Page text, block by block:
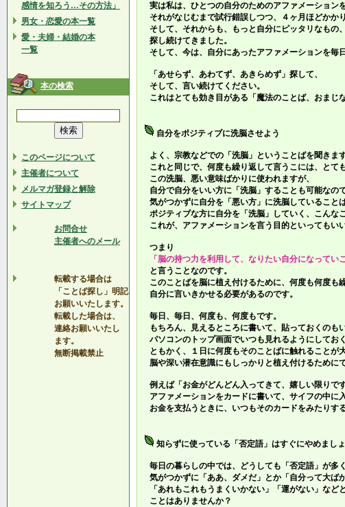
感情を知ろう…その方法」
男女・恋愛の本一覧
愛・夫婦・結婚の本
一覧
本の検索
このページについて
主催者について
メルマガ登録と解除
サイトマップ
お問合せ
主催者へのメール
転載する場合は
「ことば探し」明記
お願いいたします。
転載した場合は、
連絡お願いいたし
ます。
無断掲載禁止
実は私は、ひとつの自分のためのアファメーションを
それがなじむまで試行錯誤しつつ、４ヶ月ほどかかり
そして、それからも、もっと自分にピッタリなもの
探し続けてきました。
そして、今は、自分にあったアファメーションを毎
「あせらず、あわてず、あきらめず」探して、
そして、言い続けてください。
これはとても効き目がある「魔法のことば、おまじ
自分をポジティブに洗脳させよう
よく、宗教などでの「洗脳」ということばを聞きます
これと同じで、何度も繰り返して言うこには、とて
この洗脳、悪い意味ばかりに使われますが、
自分で自分をいい方に「洗脳」することも可能なので
気がつかずに自分を「悪い方」に洗脳していること
ポジティブな方に自分を「洗脳」していく、こんなこ
これが、アファメーションを言う目的といってもいい
つまり
「脳の持つ力を利用して、なりたい自分になってい
と言うことなのです。
このことばを脳に植え付けるために、何度も何度も
自分に言いきかせる必要があるのです。
毎日、毎日、何度も、何度もです。
もちろん、見えるところに書いて、貼っておくのもい
パソコンのトップ画面でいつも見れるようにしてお
ともかく、１日に何度もそのことばに触れることが大
脳や深い潜在意識にもしっかりと植え付けるためにで
例えば「お金がどんどん入ってきて、嬉しい限りで
アファメーションをカードに書いて、サイフの中に
お金を支払うときに、いつもそのカードをみたりす
知らずに使っている「否定語」はすぐにやめましょ
毎日の暮らしの中では、どうしても「否定語」が多く
気がつかずに「ああ、ダメだ」とか「自分って大ば
「あれもこれもうまくいかない」「運がない」など
ことはありませんか？